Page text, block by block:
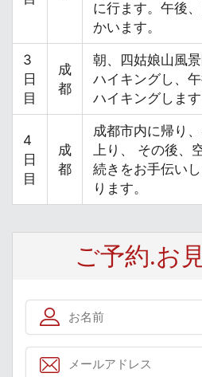
に行ます。午後
かいます。
3
日
目
成
都
朝、四姑娘山風
ハイキングし、
ハイキングします
4
日
目
成
都
成都市内に帰り
上り、 その後、
続きをお手伝い
ります。
ご予約.お